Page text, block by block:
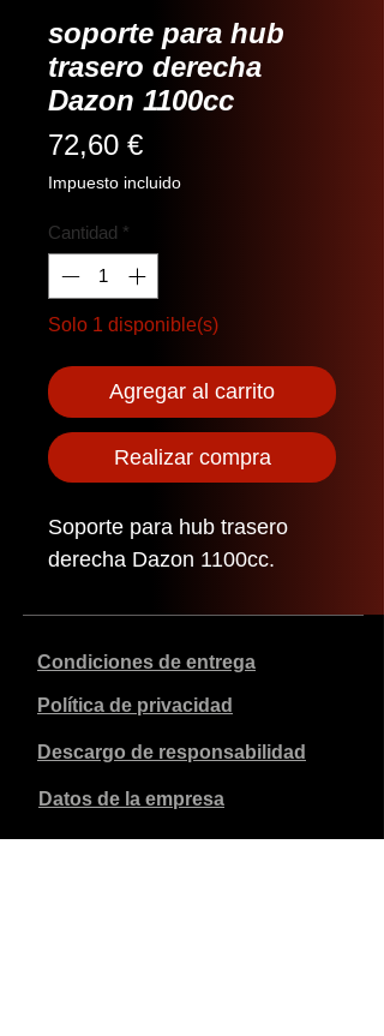
soporte para hub
trasero derecha
Dazon 1100cc
72,60 €Precio
Impuesto incluido
Cantidad *
Solo 1 disponible(s)
Agregar al carrito
Realizar compra
Soporte para hub trasero
derecha Dazon 1100cc.
Condiciones de entrega
Política de privacidad
Descargo de responsabilidad
Datos de la empresa